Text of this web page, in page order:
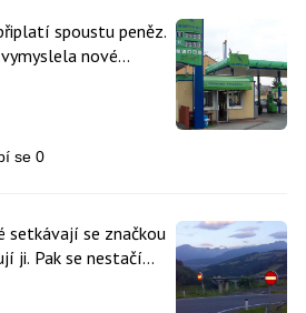
spoustu peněz.
nové
setkávají se značkou
ji. Pak se nestačí